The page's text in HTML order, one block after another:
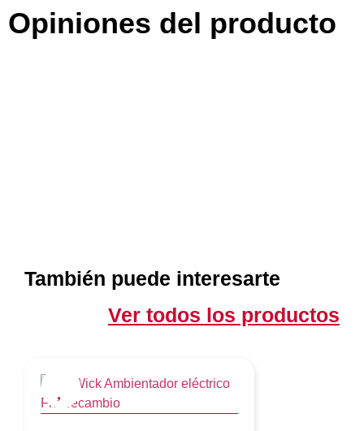
Opiniones del producto
También puede interesarte
Ver todos los productos